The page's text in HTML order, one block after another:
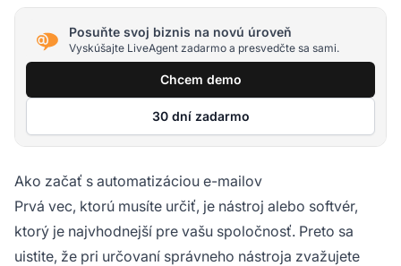
Posuňte svoj biznis na novú úroveň
Vyskúšajte LiveAgent zadarmo a presvedčte sa sami.
Chcem demo
30 dní zadarmo
Ako začať s automatizáciou e-mailov
Prvá vec, ktorú musíte určiť, je nástroj alebo softvér,
ktorý je najvhodnejší pre vašu spoločnosť. Preto sa
uistite, že pri určovaní správneho nástroja zvažujete